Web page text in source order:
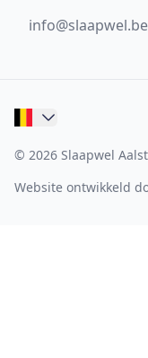
info@slaapwel.be
© 2026 Slaapwel Aalst
Website ontwikkeld